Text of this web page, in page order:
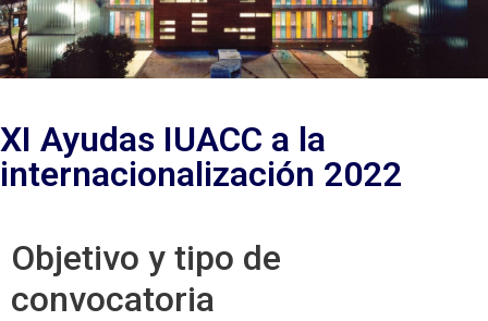
XI Ayudas IUACC a la
internacionalización 2022
Objetivo y tipo de
convocatoria